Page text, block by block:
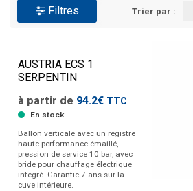
Filtres Trier par :
AUSTRIA ECS 1
SERPENTIN
à partir de 94.2€ TTC
En stock
Ballon verticale avec un registre
haute performance émaillé,
pression de service 10 bar, avec
bride pour chauffage électrique
intégré. Garantie 7 ans sur la
cuve intérieure.